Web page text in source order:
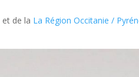
et de la La Région Occitanie /